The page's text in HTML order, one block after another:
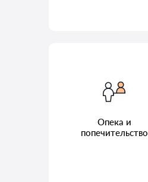
Опека и
попечительство